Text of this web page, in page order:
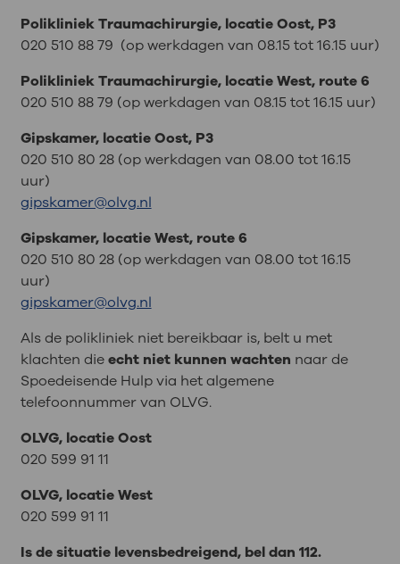
Polikliniek Traumachirurgie, locatie Oost, P3
020 510 88 79 (op werkdagen van 08.15 tot 16.15 uur)
Polikliniek Traumachirurgie, locatie West, route 6
020 510 88 79 (op werkdagen van 08.15 tot 16.15 uur)
Gipskamer, locatie Oost, P3
020 510 80 28 (op werkdagen van 08.00 tot 16.15
uur)
gipskamer@olvg.nl
Gipskamer, locatie West, route 6
020 510 80 28 (op werkdagen van 08.00 tot 16.15
uur)
gipskamer@olvg.nl
Als de polikliniek niet bereikbaar is, belt u met
klachten dieecht niet kunnen wachten naar de
Spoedeisende Hulp via het algemene
telefoonnummer van OLVG.
OLVG, locatie Oost
020 599 91 11
OLVG, locatie West
020 599 91 11
Is de situatie levensbedreigend, bel dan 112.